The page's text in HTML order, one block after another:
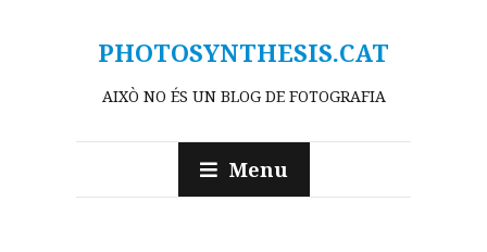
PHOTOSYNTHESIS.CAT
AIXÒ NO ÉS UN BLOG DE FOTOGRAFIA
Menu